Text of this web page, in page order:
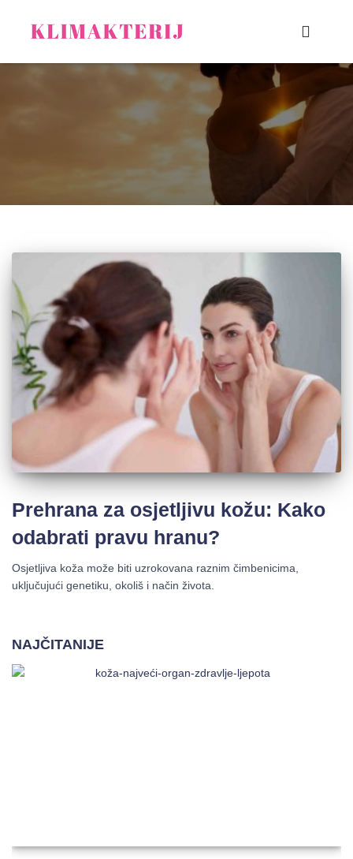
Prehrana za osjetljivu kožu: Kako
odabrati pravu hranu?
Osjetljiva koža može biti uzrokovana raznim čimbenicima,
uključujući genetiku, okoliš i način života.
NAJČITANIJE